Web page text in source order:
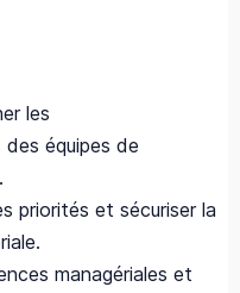
les
équipes de
priorités et sécuriser la
managériales et